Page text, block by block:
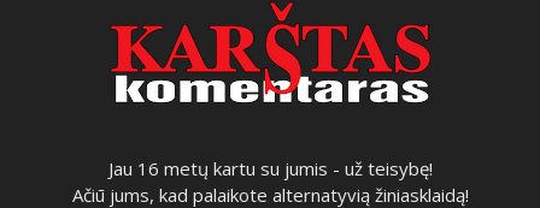
Jau 16 metų kartu su jumis - už teisybę!
Ačiū jums, kad palaikote alternatyvią žiniasklaidą!